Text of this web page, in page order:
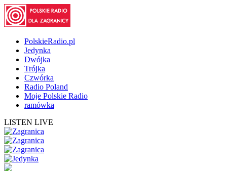
PolskieRadio.pl
Jedynka
Dwójka
Trójka
Czwórka
Radio Poland
Moje Polskie Radio
ramówka
LISTEN LIVE